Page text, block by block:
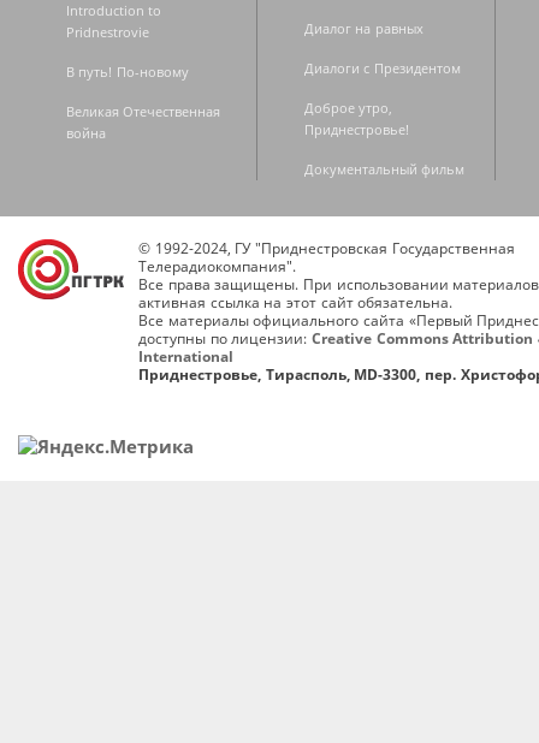
Introduction to
Pridnestrovie
В путь! По-новому
Великая Отечественная
война
Диалог на равных
Диалоги с Президентом
Доброе утро,
Приднестровье!
Документальный фильм
© 1992-2024, ГУ "Приднестровская Государственная
Телерадиокомпания".
Все права защищены. При использовании
активная ссылка на этот сайт обязательна.
Все материалы официального сайта «Первый
доступны по лицензии: Creative Commons Attribution
International
Приднестровье, Тирасполь, MD-3300, пер.